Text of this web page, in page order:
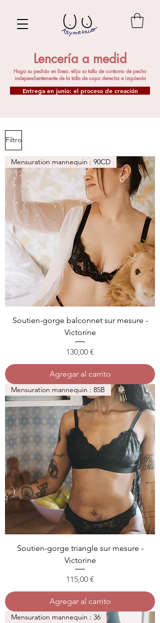
Lencería a medid
Haga su pedido en línea: elija su talla de contorno de pecho
independientemente de la talla de copa derecha e izquierda
Entrega en junio: el proceso de creación
Filtro
Mensuration mannequin : 90CD
Soutien-gorge balconnet sur mesure -
Victorine
Precio
130,00 €
Agregar al carrito
Mensuration mannequin : 85B
Soutien-gorge triangle sur mesure -
Victorine
Precio
115,00 €
Agregar al carrito
Mensuration mannequin : 36